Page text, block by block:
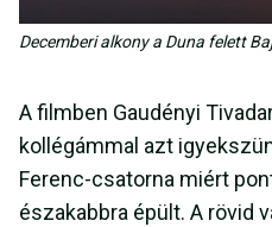
Decemberi alkony a Duna felett
A filmben Gaudényi
kollégámmal azt
Ferenc-csatorna miért
északabbra épült. A rövid